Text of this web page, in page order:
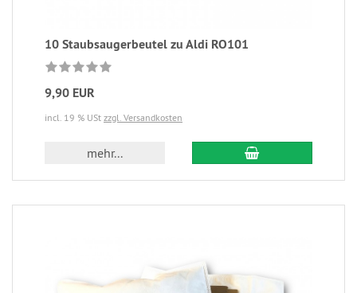
10 Staubsaugerbeutel zu Aldi RO101
9,90 EUR
incl. 19 % USt zzgl. Versandkosten
mehr...